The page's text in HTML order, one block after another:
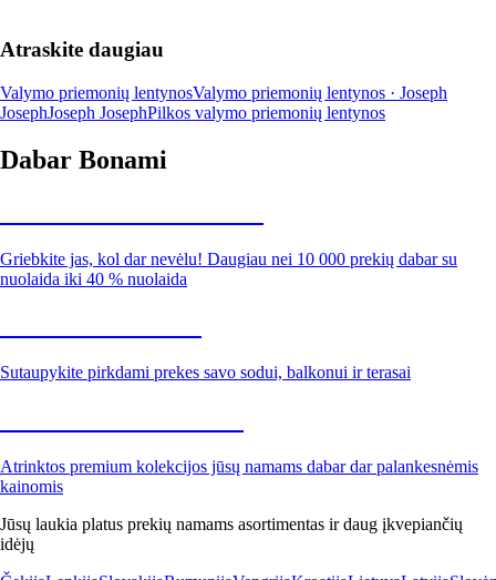
Atraskite daugiau
Valymo priemonių lentynosValymo priemonių lentynos · Joseph
JosephJoseph JosephPilkos valymo priemonių lentynos
Dabar Bonami
Griebkite jas, kol dar nevėlu! Daugiau nei 10 000 prekių dabar su
nuolaida iki 40 % nuolaida
Sutaupykite pirkdami prekes savo sodui, balkonui ir terasai
Atrinktos premium kolekcijos jūsų namams dabar dar palankesnėmis
kainomis
Jūsų laukia platus prekių namams asortimentas ir daug įkvepiančių
idėjų